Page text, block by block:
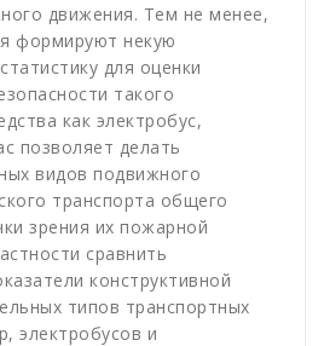
движения. Тем не менее,
формируют некую
для оценки
такого
как электробус,
позволяет делать
видов подвижного
транспорта общего
зрения их пожарной
сравнить
конструктивной
типов транспортных
электробусов и